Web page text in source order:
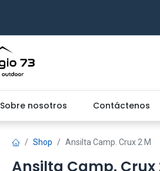
Sobre nosotros Contáctenos
Shop Ansilta Camp. Crux 2 M
Ansilta Camp. Crux